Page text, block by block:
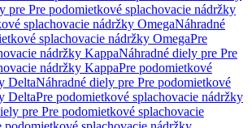
pre Pre podomietkové splachovacie nádržky
splachovacie nádržky OmegaNáhradné
splachovacie nádržky OmegaPre
nádržky KappaNáhradné diely pre Pre
nádržky KappaPre podomietkové
DeltaNáhradné diely pre Pre podomietkové
DeltaPre podomietkové splachovacie nádržky
pre Pre podomietkové splachovacie